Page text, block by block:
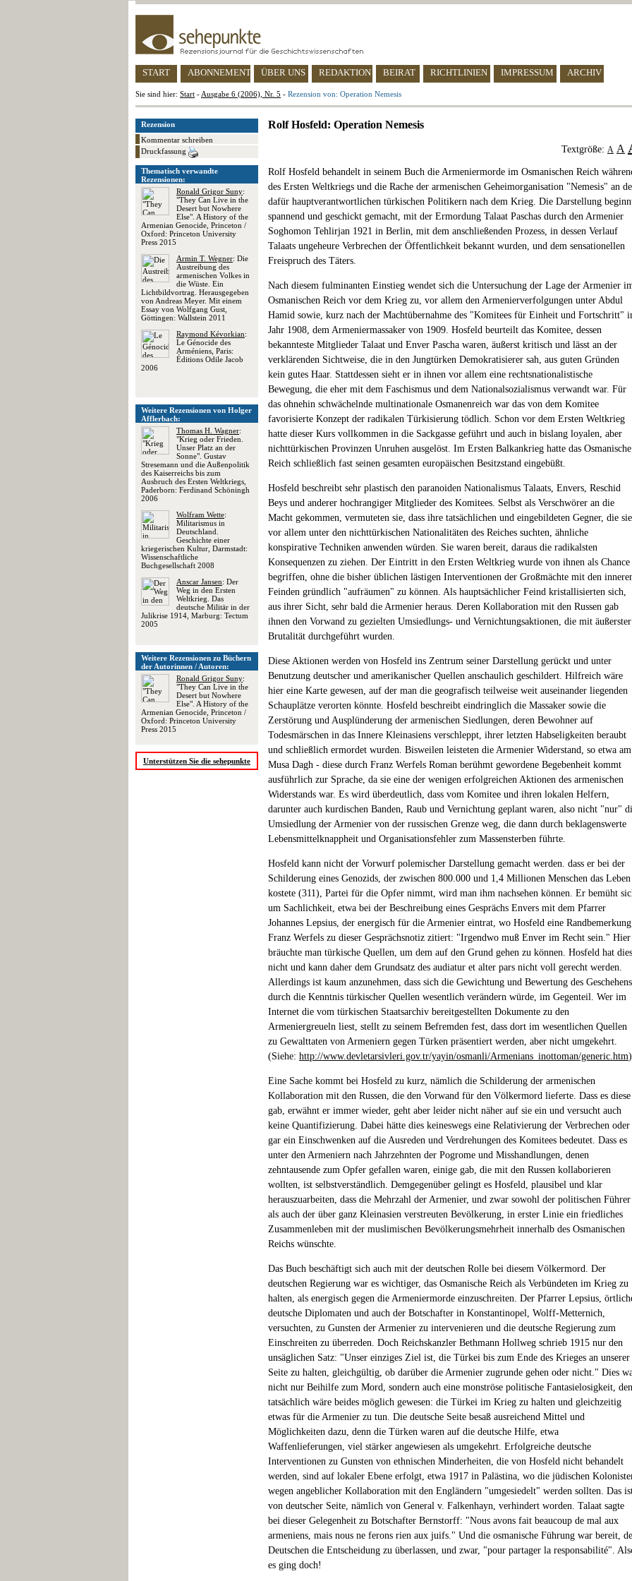
START ABONNEMENT ÜBER UNS REDAKTION BEIRAT RICHTLINIEN IMPRESSUM ARCHIV
Sie sind hier: Start - Ausgabe 6 (2006), Nr. 5 - Rezension von: Operation Nemesis
Rezension
Kommentar schreiben
Druckfassung
Thematisch verwandte
Rezensionen:
Ronald Grigor Suny:
"They Can Live in the
Desert but Nowhere
Else". A History of the
Armenian Genocide, Princeton /
Oxford: Princeton University
Press 2015
Armin T. Wegner: Die
Austreibung des
armenischen Volkes in
die Wüste. Ein
Lichtbildvortrag. Herausgegeben
von Andreas Meyer. Mit einem
Essay von Wolfgang Gust,
Göttingen: Wallstein 2011
Raymond Kévorkian:
Le Génocide des
Arméniens, Paris:
Éditions Odile Jacob
2006
Weitere Rezensionen von Holger
Afflerbach:
Thomas H. Wagner:
"Krieg oder Frieden.
Unser Platz an der
Sonne". Gustav
Stresemann und die Außenpolitik
des Kaiserreichs bis zum
Ausbruch des Ersten Weltkriegs,
Paderborn: Ferdinand Schöningh
2006
Wolfram Wette:
Militarismus in
Deutschland.
Geschichte einer
kriegerischen Kultur, Darmstadt:
Wissenschaftliche
Buchgesellschaft 2008
Anscar Jansen: Der
Weg in den Ersten
Weltkrieg. Das
deutsche Militär in der
Julikrise 1914, Marburg: Tectum
2005
Weitere Rezensionen zu Büchern
der Autorinnen / Autoren:
Ronald Grigor Suny:
"They Can Live in the
Desert but Nowhere
Else". A History of the
Armenian Genocide, Princeton /
Oxford: Princeton University
Press 2015
Unterstützen Sie die sehepunkte
Rolf Hosfeld: Operation Nemesis
Textgröße: A A
Rolf Hosfeld behandelt in seinem Buch die Armeniermorde im Osmanischen Reich
des Ersten Weltkriegs und die Rache der armenischen Geheimorganisation "Nemesis" an
dafür hauptverantwortlichen türkischen Politikern nach dem Krieg. Die Darstellung
spannend und geschickt gemacht, mit der Ermordung Talaat Paschas durch den Armenier
Soghomon Tehlirjan 1921 in Berlin, mit dem anschließenden Prozess, in dessen Verlauf
Talaats ungeheure Verbrechen der Öffentlichkeit bekannt wurden, und dem sensationellen
Freispruch des Täters.
Nach diesem fulminanten Einstieg wendet sich die Untersuchung der Lage der Armenier
Osmanischen Reich vor dem Krieg zu, vor allem den Armenierverfolgungen unter Abdul
Hamid sowie, kurz nach der Machtübernahme des "Komitees für Einheit und Fortschritt"
Jahr 1908, dem Armeniermassaker von 1909. Hosfeld beurteilt das Komitee, dessen
bekannteste Mitglieder Talaat und Enver Pascha waren, äußerst kritisch und lässt an der
verklärenden Sichtweise, die in den Jungtürken Demokratisierer sah, aus guten Gründen
kein gutes Haar. Stattdessen sieht er in ihnen vor allem eine rechtsnationalistische
Bewegung, die eher mit dem Faschismus und dem Nationalsozialismus verwandt war. Für
das ohnehin schwächelnde multinationale Osmanenreich war das von dem Komitee
favorisierte Konzept der radikalen Türkisierung tödlich. Schon vor dem Ersten Weltkrieg
hatte dieser Kurs vollkommen in die Sackgasse geführt und auch in bislang loyalen, aber
nichttürkischen Provinzen Unruhen ausgelöst. Im Ersten Balkankrieg hatte das Osmanische
Reich schließlich fast seinen gesamten europäischen Besitzstand eingebüßt.
Hosfeld beschreibt sehr plastisch den paranoiden Nationalismus Talaats, Envers, Reschid
Beys und anderer hochrangiger Mitglieder des Komitees. Selbst als Verschwörer an die
Macht gekommen, vermuteten sie, dass ihre tatsächlichen und eingebildeten Gegner, die sie
vor allem unter den nichttürkischen Nationalitäten des Reiches suchten, ähnliche
konspirative Techniken anwenden würden. Sie waren bereit, daraus die radikalsten
Konsequenzen zu ziehen. Der Eintritt in den Ersten Weltkrieg wurde von ihnen als Chance
begriffen, ohne die bisher üblichen lästigen Interventionen der Großmächte mit den
Feinden gründlich "aufräumen" zu können. Als hauptsächlicher Feind kristallisierten sich,
aus ihrer Sicht, sehr bald die Armenier heraus. Deren Kollaboration mit den Russen gab
ihnen den Vorwand zu gezielten Umsiedlungs- und Vernichtungsaktionen, die mit äußerster
Brutalität durchgeführt wurden.
Diese Aktionen werden von Hosfeld ins Zentrum seiner Darstellung gerückt und unter
Benutzung deutscher und amerikanischer Quellen anschaulich geschildert. Hilfreich wäre
hier eine Karte gewesen, auf der man die geografisch teilweise weit auseinander liegenden
Schauplätze verorten könnte. Hosfeld beschreibt eindringlich die Massaker sowie die
Zerstörung und Ausplünderung der armenischen Siedlungen, deren Bewohner auf
Todesmärschen in das Innere Kleinasiens verschleppt, ihrer letzten Habseligkeiten beraubt
und schließlich ermordet wurden. Bisweilen leisteten die Armenier Widerstand, so etwa am
Musa Dagh - diese durch Franz Werfels Roman berühmt gewordene Begebenheit kommt
ausführlich zur Sprache, da sie eine der wenigen erfolgreichen Aktionen des armenischen
Widerstands war. Es wird überdeutlich, dass vom Komitee und ihren lokalen Helfern,
darunter auch kurdischen Banden, Raub und Vernichtung geplant waren, also nicht "nur"
Umsiedlung der Armenier von der russischen Grenze weg, die dann durch beklagenswerte
Lebensmittelknappheit und Organisationsfehler zum Massensterben führte.
Hosfeld kann nicht der Vorwurf polemischer Darstellung gemacht werden. dass er bei der
Schilderung eines Genozids, der zwischen 800.000 und 1,4 Millionen Menschen das Leben
kostete (311), Partei für die Opfer nimmt, wird man ihm nachsehen können. Er bemüht
um Sachlichkeit, etwa bei der Beschreibung eines Gesprächs Envers mit dem Pfarrer
Johannes Lepsius, der energisch für die Armenier eintrat, wo Hosfeld eine Randbemerkung
Franz Werfels zu dieser Gesprächsnotiz zitiert: "Irgendwo muß Enver im Recht sein." Hier
bräuchte man türkische Quellen, um dem auf den Grund gehen zu können. Hosfeld hat
nicht und kann daher dem Grundsatz des audiatur et alter pars nicht voll gerecht werden.
Allerdings ist kaum anzunehmen, dass sich die Gewichtung und Bewertung des Geschehens
durch die Kenntnis türkischer Quellen wesentlich verändern würde, im Gegenteil. Wer im
Internet die vom türkischen Staatsarchiv bereitgestellten Dokumente zu den
Armeniergreueln liest, stellt zu seinem Befremden fest, dass dort im wesentlichen Quellen
zu Gewalttaten von Armeniern gegen Türken präsentiert werden, aber nicht umgekehrt.
(Siehe: http://www.devletarsivleri.gov.tr/yayin/osmanli/Armenians_inottoman/generic.htm)
Eine Sache kommt bei Hosfeld zu kurz, nämlich die Schilderung der armenischen
Kollaboration mit den Russen, die den Vorwand für den Völkermord lieferte. Dass es diese
gab, erwähnt er immer wieder, geht aber leider nicht näher auf sie ein und versucht auch
keine Quantifizierung. Dabei hätte dies keineswegs eine Relativierung der Verbrechen oder
gar ein Einschwenken auf die Ausreden und Verdrehungen des Komitees bedeutet. Dass es
unter den Armeniern nach Jahrzehnten der Pogrome und Misshandlungen, denen
zehntausende zum Opfer gefallen waren, einige gab, die mit den Russen kollaborieren
wollten, ist selbstverständlich. Demgegenüber gelingt es Hosfeld, plausibel und klar
herauszuarbeiten, dass die Mehrzahl der Armenier, und zwar sowohl der politischen Führer
als auch der über ganz Kleinasien verstreuten Bevölkerung, in erster Linie ein friedliches
Zusammenleben mit der muslimischen Bevölkerungsmehrheit innerhalb des Osmanischen
Reichs wünschte.
Das Buch beschäftigt sich auch mit der deutschen Rolle bei diesem Völkermord. Der
deutschen Regierung war es wichtiger, das Osmanische Reich als Verbündeten im Krieg zu
halten, als energisch gegen die Armeniermorde einzuschreiten. Der Pfarrer Lepsius,
deutsche Diplomaten und auch der Botschafter in Konstantinopel, Wolff-Metternich,
versuchten, zu Gunsten der Armenier zu intervenieren und die deutsche Regierung zum
Einschreiten zu überreden. Doch Reichskanzler Bethmann Hollweg schrieb 1915 nur den
unsäglichen Satz: "Unser einziges Ziel ist, die Türkei bis zum Ende des Krieges an unserer
Seite zu halten, gleichgültig, ob darüber die Armenier zugrunde gehen oder nicht." Dies
nicht nur Beihilfe zum Mord, sondern auch eine monströse politische Fantasielosigkeit,
tatsächlich wäre beides möglich gewesen: die Türkei im Krieg zu halten und gleichzeitig
etwas für die Armenier zu tun. Die deutsche Seite besaß ausreichend Mittel und
Möglichkeiten dazu, denn die Türken waren auf die deutsche Hilfe, etwa
Waffenlieferungen, viel stärker angewiesen als umgekehrt. Erfolgreiche deutsche
Interventionen zu Gunsten von ethnischen Minderheiten, die von Hosfeld nicht behandelt
werden, sind auf lokaler Ebene erfolgt, etwa 1917 in Palästina, wo die jüdischen
wegen angeblicher Kollaboration mit den Engländern "umgesiedelt" werden sollten. Das
von deutscher Seite, nämlich von General v. Falkenhayn, verhindert worden. Talaat sagte
bei dieser Gelegenheit zu Botschafter Bernstorff: "Nous avons fait beaucoup de mal aux
armeniens, mais nous ne ferons rien aux juifs." Und die osmanische Führung war bereit,
Deutschen die Entscheidung zu überlassen, und zwar, "pour partager la responsabilité".
es ging doch!